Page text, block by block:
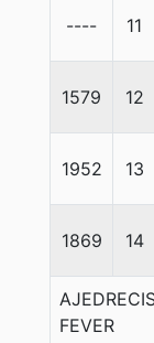
---- 11
1579 12
1952 13
1869 14
FEVER